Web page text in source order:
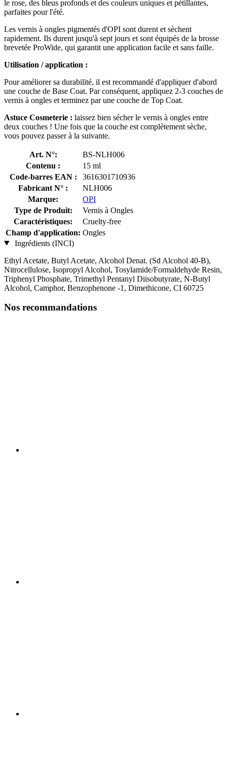
le rose, des bleus profonds et des couleurs uniques et pétillantes,
parfaites pour l'été.
Les vernis à ongles pigmentés d'OPI sont durent et sèchent
rapidement. Ils durent jusqu'à sept jours et sont équipés de la brosse
brevetée ProWide, qui garantit une application facile et sans faille.
Utilisation / application :
Pour améliorer sa durabilité, il est recommandé d'appliquer d'abord
une couche de Base Coat. Par conséquent, appliquez 2-3 couches de
vernis à ongles et terminez par une couche de Top Coat.
Astuce Cosmeterie : laissez bien sécher le vernis à ongles entre
deux couches ! Une fois que la couche est complètement sèche,
vous pouvez passer à la suivante.
Art. N°:
BS-NLH006
Contenu :
15 ml
Code-barres EAN :
3616301710936
Fabricant N° :
NLH006
Marque:
OPI
Type de Produit:
Vernis à Ongles
Caractéristiques:
Cruelty-free
Champ d'application: Ongles
Ingrédients (INCI)
Ethyl Acetate, Butyl Acetate, Alcohol Denat. (Sd Alcohol 40-B),
Nitrocellulose, Isopropyl Alcohol, Tosylamide/Formaldehyde Resin,
Triphenyl Phosphate, Trimethyl Pentanyl Diisobutyrate, N-Butyl
Alcohol, Camphor, Benzophenone ‐1, Dimethicone, CI 60725
Nos recommandations